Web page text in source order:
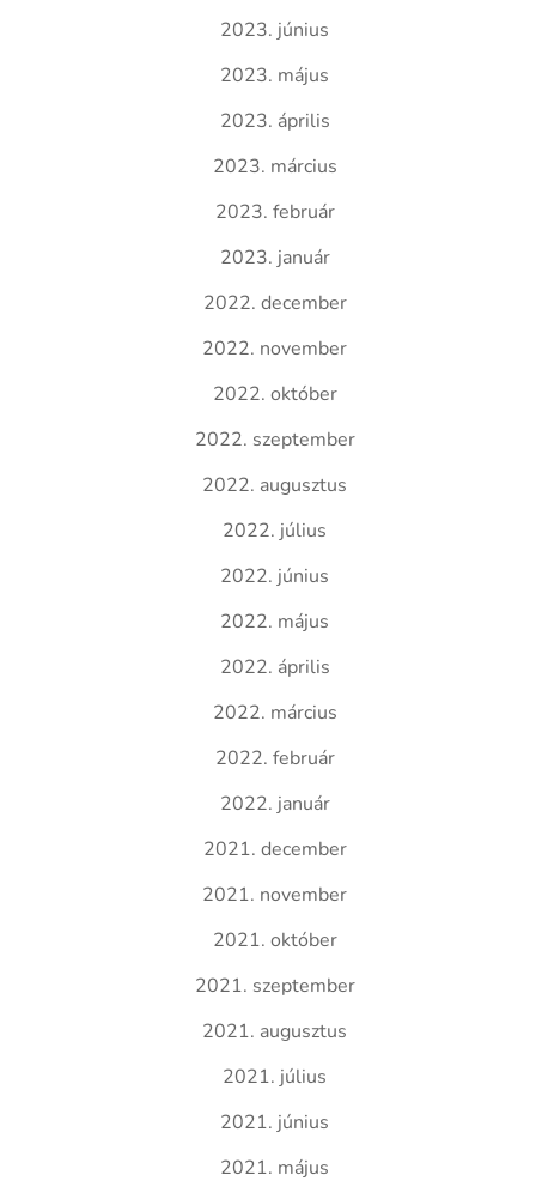
2023. június
2023. május
2023. április
2023. március
2023. február
2023. január
2022. december
2022. november
2022. október
2022. szeptember
2022. augusztus
2022. július
2022. június
2022. május
2022. április
2022. március
2022. február
2022. január
2021. december
2021. november
2021. október
2021. szeptember
2021. augusztus
2021. július
2021. június
2021. május